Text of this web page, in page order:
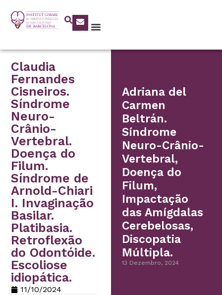
Claudia
Fernandes
Cisneiros.
Síndrome
Neuro-
Crânio-
Vertebral.
Doença do
Filum.
Síndrome de
Arnold-Chiari
I. Invaginação
Basilar.
Platibasia.
Retroflexão
do Odontóide.
Escoliose
idiopática.
11/10/2024
Adriana del
Carmen
Beltrán.
Síndrome
Neuro-Crânio-
Vertebral,
Doença do
Filum,
Impactação
das Amígdalas
Cerebelosas,
Discopatia
Múltipla.
13 Dezembro, 2024